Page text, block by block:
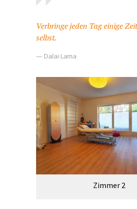
Verbringe jeden Tag einige
selbst.
— Dalai Lama
Zimmer 2